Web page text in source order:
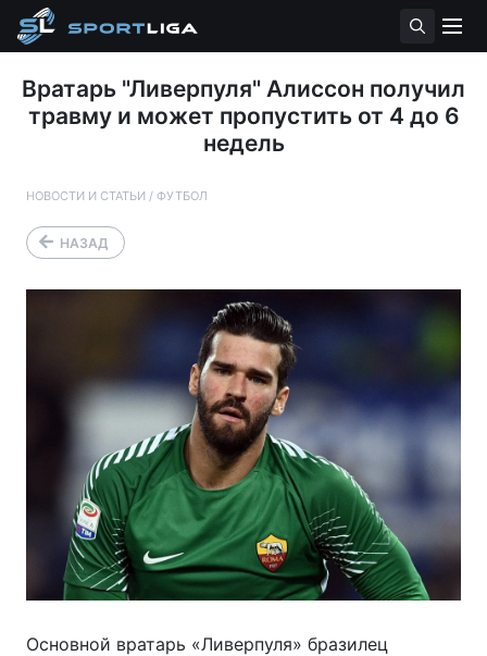
Вратарь "Ливерпуля" Алиссон получил
травму и может пропустить от 4 до 6
недель
НОВОСТИ И СТАТЬИ / ФУТБОЛ
НАЗАД
Основной вратарь «Ливерпуля» бразилец